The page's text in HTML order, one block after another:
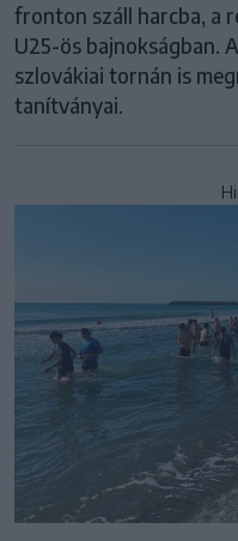
fronton száll harcba, a
U25-ös bajnokságban.
szlovákiai tornán is
tanítványai.